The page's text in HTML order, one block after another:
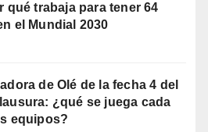
qué trabaja para tener 64
el Mundial 2030
de Olé de la fecha 4 del
¿qué se juega cada
equipos?